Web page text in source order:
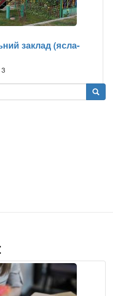
заклад (ясла-
Поиск